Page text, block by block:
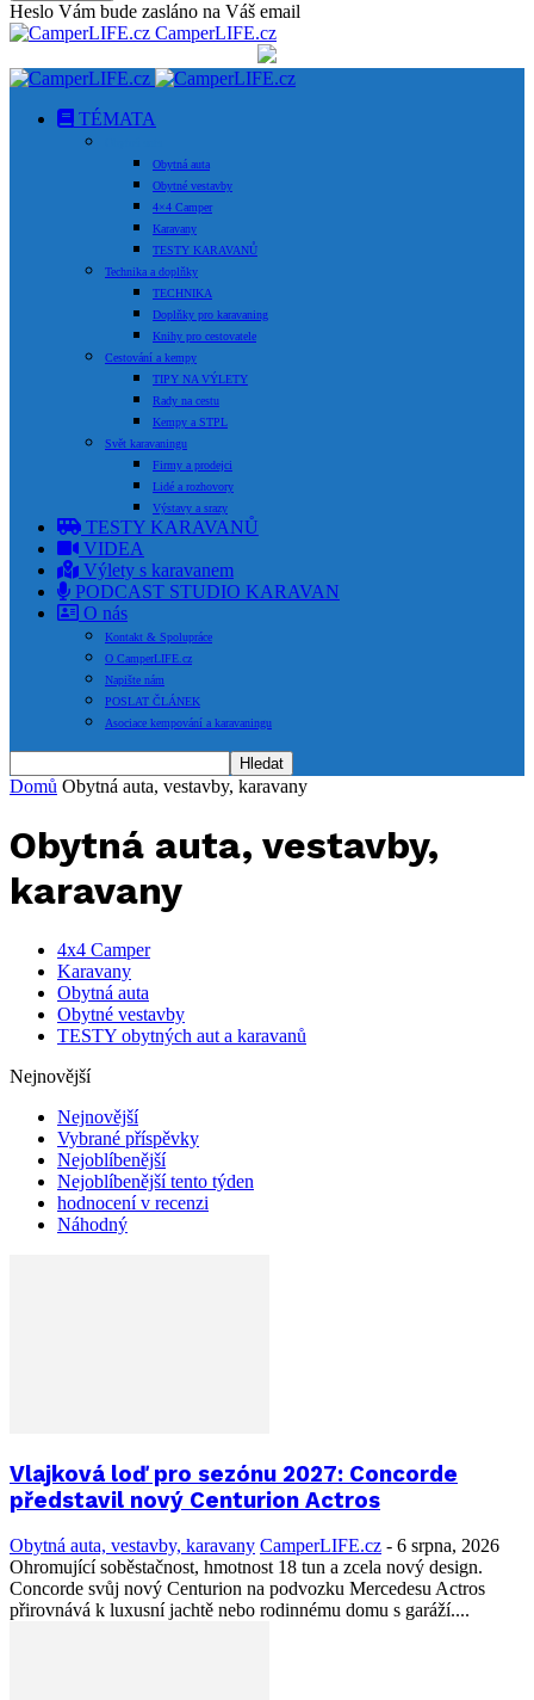
Heslo Vám bude zasláno na Váš email
CamperLIFE.cz
TÉMATA
Obytná auta
Obytné vestavby
4×4 Camper
Karavany
TESTY KARAVANŮ
Technika a doplňky
TECHNIKA
Doplňky pro karavaning
Knihy pro cestovatele
Cestování a kempy
TIPY NA VÝLETY
Rady na cestu
Kempy a STPL
Svět karavaningu
Firmy a prodejci
Lidé a rozhovory
Výstavy a srazy
TESTY KARAVANŮ
VIDEA
Výlety s karavanem
PODCAST STUDIO KARAVAN
O nás
Kontakt & Spolupráce
O CamperLIFE.cz
Napište nám
POSLAT ČLÁNEK
Asociace kempování a karavaningu
Domů Obytná auta, vestavby, karavany
Obytná auta, vestavby,
karavany
4x4 Camper
Karavany
Obytná auta
Obytné vestavby
TESTY obytných aut a karavanů
Nejnovější
Nejnovější
Vybrané příspěvky
Nejoblíbenější
Nejoblíbenější tento týden
hodnocení v recenzi
Náhodný
Vlajková loď pro sezónu 2027: Concorde
představil nový Centurion Actros
Obytná auta, vestavby, karavany CamperLIFE.cz - 6 srpna, 2026
Ohromující soběstačnost, hmotnost 18 tun a zcela nový design.
Concorde svůj nový Centurion na podvozku Mercedesu Actros
přirovnává k luxusní jachtě nebo rodinnému domu s garáží....